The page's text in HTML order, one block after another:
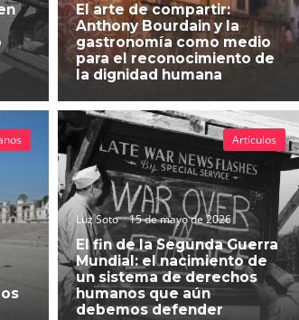
El arte de compartir:
Anthony Bourdain y la
gastronomía como medio
para el reconocimiento de
la dignidad humana
Luz Soto 15 de mayo de 2026
El fin de la Segunda Guerra
Mundial: el nacimiento de
un sistema de derechos
humanos que aún
debemos defender
Artículos